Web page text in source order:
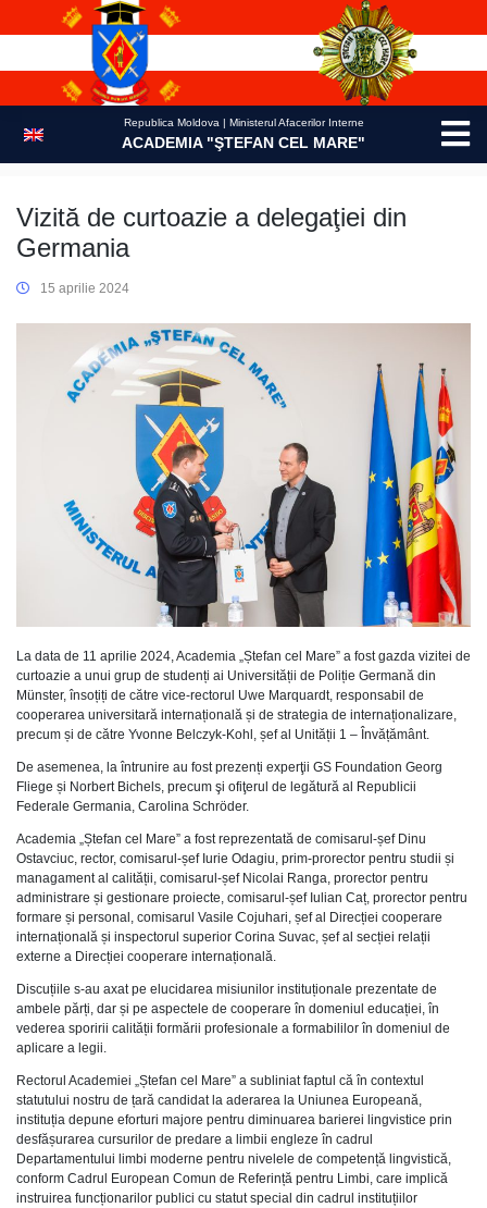
Republica Moldova | Ministerul Afacerilor Interne
ACADEMIA "ŞTEFAN CEL MARE"
Vizită de curtoazie a delegaţiei din
Germania
15 aprilie 2024
La data de 11 aprilie 2024, Academia „Ștefan cel Mare” a fost gazda vizitei de
curtoazie a unui grup de studenți ai Universității de Poliție Germană din
Münster, însoțiți de către vice-rectorul Uwe Marquardt, responsabil de
cooperarea universitară internațională și de strategia de internaționalizare,
precum și de către Yvonne Belczyk-Kohl, șef al Unității 1 – Învățământ.
De asemenea, la întrunire au fost prezenți experţii GS Foundation Georg
Fliege și Norbert Bichels, precum şi ofiţerul de legătură al Republicii
Federale Germania, Carolina Schröder.
Academia „Ștefan cel Mare” a fost reprezentată de comisarul-șef Dinu
Ostavciuc, rector, comisarul-șef Iurie Odagiu, prim-prorector pentru studii și
managament al calității, comisarul-șef Nicolai Ranga, prorector pentru
administrare și gestionare proiecte, comisarul-șef Iulian Caț, prorector pentru
formare și personal, comisarul Vasile Cojuhari, șef al Direcției cooperare
internațională și inspectorul superior Corina Suvac, șef al secției relații
externe a Direcției cooperare internațională.
Discuțiile s-au axat pe elucidarea misiunilor instituționale prezentate de
ambele părți, dar și pe aspectele de cooperare în domeniul educației, în
vederea sporirii calității formării profesionale a formabililor în domeniul de
aplicare a legii.
Rectorul Academiei „Ștefan cel Mare” a subliniat faptul că în contextul
statutului nostru de țară candidat la aderarea la Uniunea Europeană,
instituția depune eforturi majore pentru diminuarea barierei lingvistice prin
desfășurarea cursurilor de predare a limbii engleze în cadrul
Departamentului limbi moderne pentru nivelele de competență lingvistică,
conform Cadrul European Comun de Referință pentru Limbi, care implică
instruirea funcționarilor publici cu statut special din cadrul instituțiilor